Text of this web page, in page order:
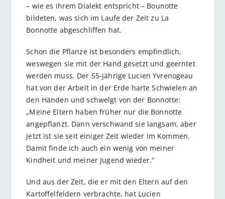
– wie es ihrem Dialekt entspricht – Bounotte
bildeten, was sich im Laufe der Zeit zu La
Bonnotte abgeschliffen hat.
Schon die Pflanze ist besonders empfindlich,
weswegen sie mit der Hand gesetzt und geerntet
werden muss. Der 55-jährige Lucien Yvrenogeau
hat von der Arbeit in der Erde harte Schwielen an
den Händen und schwelgt von der Bonnotte:
„Meine Eltern haben früher nur die Bonnotte
angepflanzt. Dann verschwand sie langsam, aber
jetzt ist sie seit einiger Zeit wieder im Kommen.
Damit finde ich auch ein wenig von meiner
Kindheit und meiner Jugend wieder.“
Und aus der Zeit, die er mit den Eltern auf den
Kartoffelfeldern verbrachte, hat Lucien